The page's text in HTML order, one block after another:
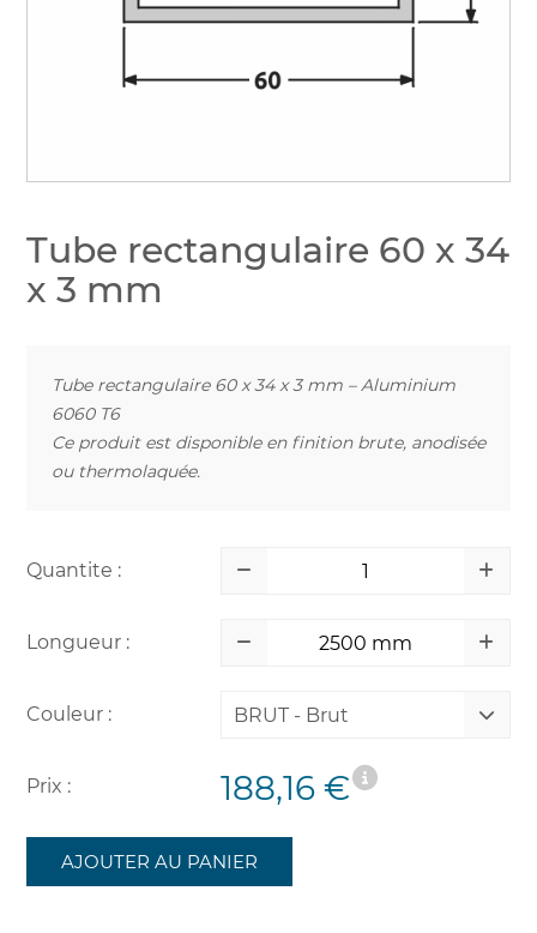
Tube rectangulaire 60 x 34
x 3 mm
Tube rectangulaire 60 x 34 x 3 mm – Aluminium
6060 T6
Ce produit est disponible en finition brute, anodisée
ou thermolaquée.
Quantite :
Longueur :
Couleur : BRUT - Brut
Prix : 188,16 €
AJOUTER AU PANIER